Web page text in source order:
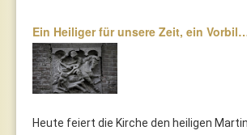
Ein Heiliger für unsere Zeit, ein
Heute feiert die Kirche den heiligen